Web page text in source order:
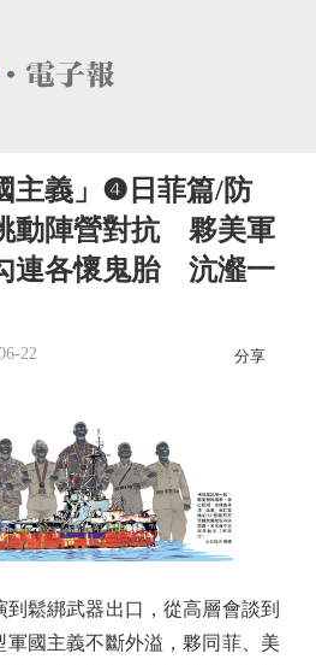
主義」❹日菲篇/防
動陣營對抗 夥美軍
連各懷鬼胎 沆瀣一
22 分享
鬆綁武器出口，從高層會談到
國主義不斷外溢，夥同菲、美